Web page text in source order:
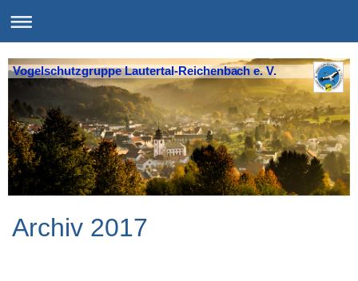
Vogelschutzgruppe Lautertal-Reichenbach e. V.
Archiv 2017